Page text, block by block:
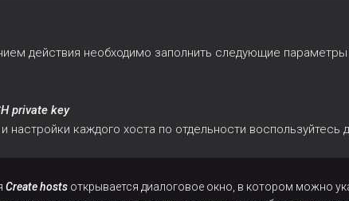
действия необходимо заполнить следующие параметры
private key
настройки каждого хоста по отдельности воспользуйтесь
Create hosts открывается диалоговое окно, в котором можно